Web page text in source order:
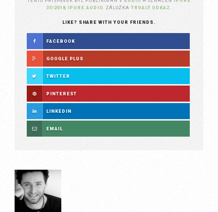
35/2018, IPURE AUDIO . ZÁLOŽKA TRVALÝ ODKAZ
LIKE? SHARE WITH YOUR FRIENDS.
FACEBOOK
GOOGLE PLUS
TWITTER
PINTEREST
LINKEDIN
EMAIL